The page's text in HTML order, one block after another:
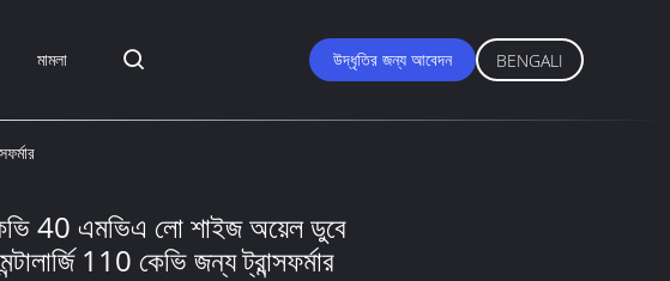
মামলা উদ্ধৃতির জন্য আবেদন BENGALI
40 এমভিএ লো শাইজ অয়েল ডুবে
110 কেভি জন্য ট্রান্সফর্মার